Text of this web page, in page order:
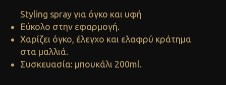
Styling spray για όγκο και υφή
Εύκολο στην εφαρμογή.
Χαρίζει όγκο, έλεγχο και ελαφρύ κράτημα
στα μαλλιά.
Συσκευασία: μπουκάλι 200ml.